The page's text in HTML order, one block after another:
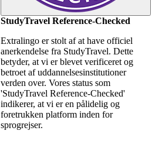
StudyTravel Reference-Checked
Extralingo er stolt af at have officiel
anerkendelse fra StudyTravel. Dette
betyder, at vi er blevet verificeret og
betroet af uddannelsesinstitutioner
verden over. Vores status som
'StudyTravel Reference-Checked'
indikerer, at vi er en pålidelig og
foretrukken platform inden for
sprogrejser.